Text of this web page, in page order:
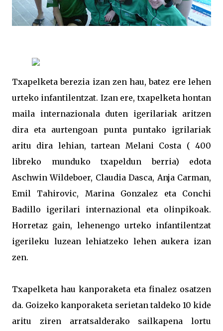
Txapelketa berezia izan zen hau, batez ere lehen
urteko infantilentzat. Izan ere, txapelketa hontan
maila internazionala duten igerilariak aritzen
dira eta aurtengoan punta puntako igrilariak
aritu dira lehian, tartean Melani Costa ( 400
libreko munduko txapeldun berria) edota
Aschwin Wildeboer, Claudia Dasca, Anja Carman,
Emil Tahirovic, Marina Gonzalez eta Conchi
Badillo igerilari internazional eta olinpikoak.
Horretaz gain, lehenengo urteko infantilentzat
igerileku luzean lehiatzeko lehen aukera izan
zen.
Txapelketa hau kanporaketa eta finalez osatzen
da. Goizeko kanporaketa serietan taldeko 10 kide
aritu ziren arratsalderako sailkapena lortu